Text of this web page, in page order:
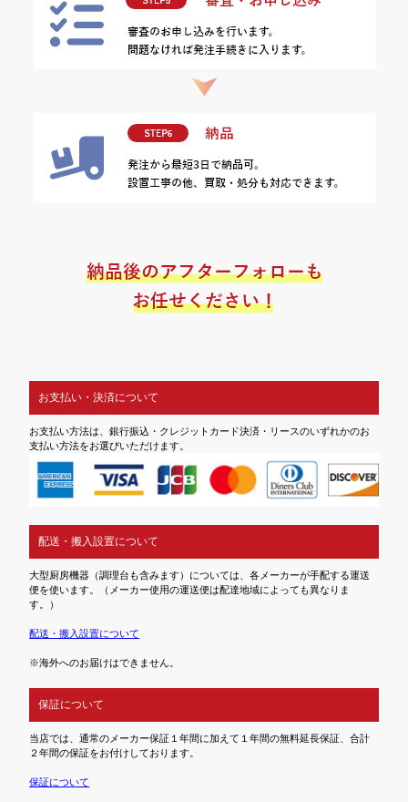
お支払い・決済について
お支払い方法は、銀行振込・クレジットカード決済・リースのいずれかのお
支払い方法をお選びいただけます。
配送・搬入設置について
大型厨房機器（調理台も含みます）については、各メーカーが手配する運送
便を使います。（メーカー使用の運送便は配達地域によっても異なりま
す。）
配送・搬入設置について
※海外へのお届けはできません。
保証について
当店では、通常のメーカー保証１年間に加えて１年間の無料延長保証、合計
２年間の保証をお付けしております。
保証について